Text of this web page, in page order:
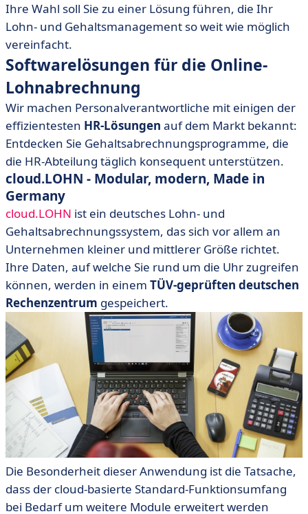
Ihre Wahl soll Sie zu einer Lösung führen, die Ihr
Lohn- und Gehaltsmanagement so weit wie möglich
vereinfacht.
Softwarelösungen für die Online-
Lohnabrechnung
Wir machen Personalverantwortliche mit einigen der
effizientesten HR-Lösungen auf dem Markt bekannt:
Entdecken Sie Gehaltsabrechnungsprogramme, die
die HR-Abteilung täglich konsequent unterstützen.
cloud.LOHN - Modular, modern, Made in
Germany
cloud.LOHN ist ein deutsches Lohn- und
Gehaltsabrechnungssystem, das sich vor allem an
Unternehmen kleiner und mittlerer Größe richtet.
Ihre Daten, auf welche Sie rund um die Uhr zugreifen
können, werden in einem TÜV-geprüften deutschen
Rechenzentrum gespeichert.
Die Besonderheit dieser Anwendung ist die Tatsache,
dass der cloud-basierte Standard-Funktionsumfang
bei Bedarf um weitere Module erweitert werden